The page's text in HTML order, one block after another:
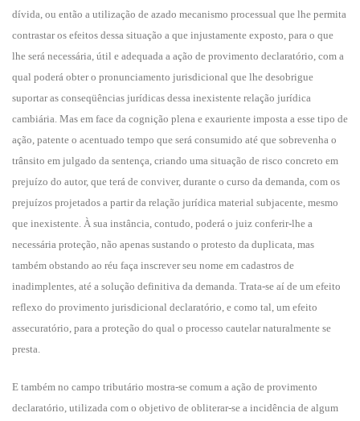
dívida, ou então a utilização de azado mecanismo processual que lhe permita
contrastar os efeitos dessa situação a que injustamente exposto, para o que
lhe será necessária, útil e adequada a ação de provimento declaratório, com a
qual poderá obter o pronunciamento jurisdicional que lhe desobrigue
suportar as conseqüências jurídicas dessa inexistente relação jurídica
cambiária. Mas em face da cognição plena e exauriente imposta a esse tipo de
ação, patente o acentuado tempo que será consumido até que sobrevenha o
trânsito em julgado da sentença, criando uma situação de risco concreto em
prejuízo do autor, que terá de conviver, durante o curso da demanda, com os
prejuízos projetados a partir da relação jurídica material subjacente, mesmo
que inexistente. À sua instância, contudo, poderá o juiz conferir-lhe a
necessária proteção, não apenas sustando o protesto da duplicata, mas
também obstando ao réu faça inscrever seu nome em cadastros de
inadimplentes, até a solução definitiva da demanda. Trata-se aí de um efeito
reflexo do provimento jurisdicional declaratório, e como tal, um efeito
assecuratório, para a proteção do qual o processo cautelar naturalmente se
presta.
E também no campo tributário mostra-se comum a ação de provimento
declaratório, utilizada com o objetivo de obliterar-se a incidência de algum